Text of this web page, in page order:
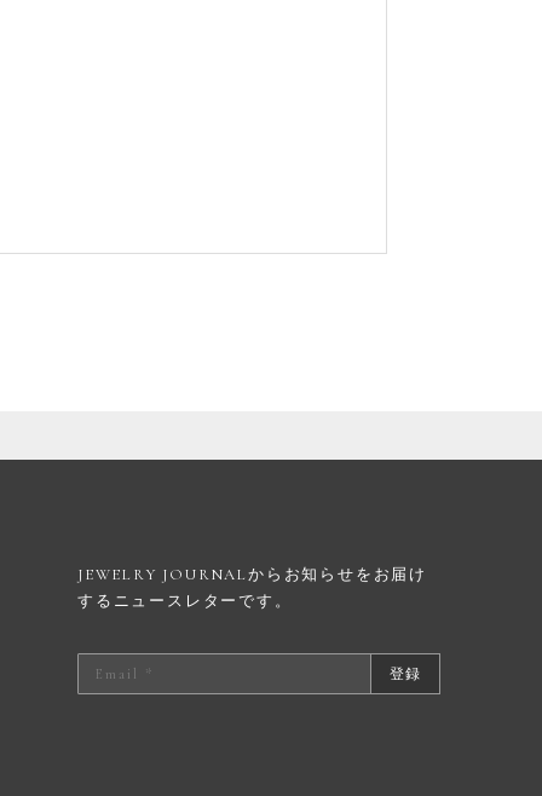
JEWELRY JOURNALからお知らせを お届け
するニュースレターです。
登録